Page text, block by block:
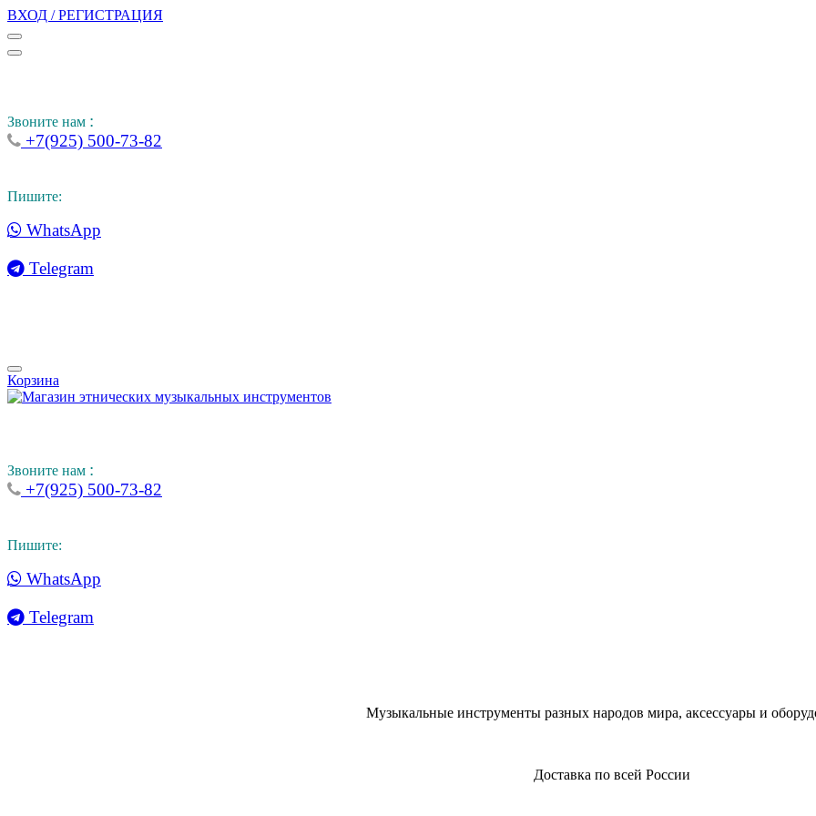
ВХОД / РЕГИСТРАЦИЯ
Звоните нам :
+7(925) 500-73-82
Пишите:
WhatsApp
Telegram
Корзина
Звоните нам :
+7(925) 500-73-82
Пишите:
WhatsApp
Telegram
Музыкальные инструменты разных народов мира, аксессуары и
Доставка по всей России